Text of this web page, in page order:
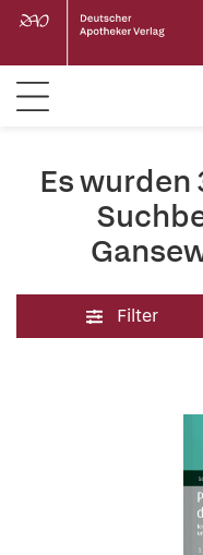
Es wurden
Filter